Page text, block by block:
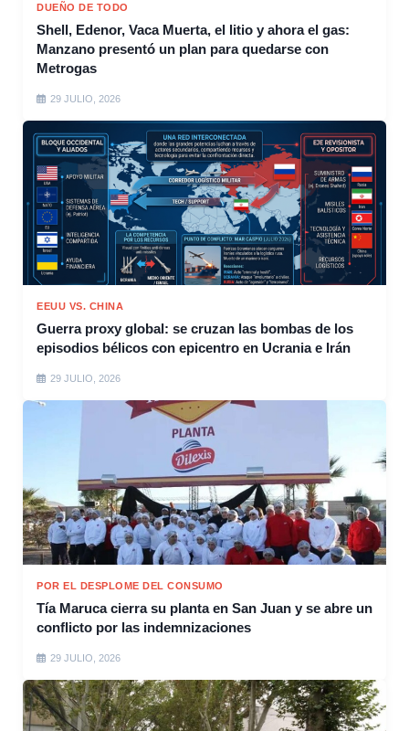
DUEÑO DE TODO
Shell, Edenor, Vaca Muerta, el litio y ahora el gas:
Manzano presentó un plan para quedarse con
Metrogas
29 JULIO, 2026
EEUU VS. CHINA
Guerra proxy global: se cruzan las bombas de los
episodios bélicos con epicentro en Ucrania e Irán
29 JULIO, 2026
POR EL DESPLOME DEL CONSUMO
Tía Maruca cierra su planta en San Juan y se abre un
conflicto por las indemnizaciones
29 JULIO, 2026